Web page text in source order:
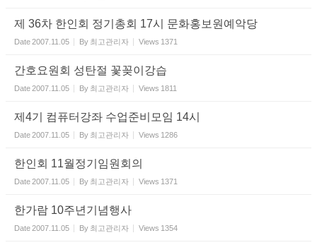
제 36차 한인회 정기총회 17시 문화홍보원예악당
Date2007.11.05 By 최고관리자 Views 1371
간호요원회 성탄절 꽃꽂이강습
Date2007.11.05 By 최고관리자 Views 1811
제4기 컴퓨터강좌 수업준비모임 14시
Date2007.11.05 By 최고관리자 Views 1286
한인회 11월정기임원회의
Date2007.11.05 By 최고관리자 Views 1371
한가람 10주년기념행사
Date2007.11.05 By 최고관리자 Views 1354